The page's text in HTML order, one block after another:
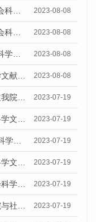
8月3日《中国发展网》报道我院与社会科学文献出版社联合发布的《广州蓝皮书：广州城市国际化发展报告（2023）——中国式现代化与城市国际化》媒体文章 2023-08-08
8月3日《中国发展网》报道我院与社会科学文献出版社联合发布的《广州蓝皮书：广州城市国际化发展报告（2023）——中国式现代化与城市国际化》媒体文章 2023-08-08
8月3日《信息时报》报道我院与社会科学文献出版社联合发布的《广州蓝皮书：广州城市国际化发展报告（2023）——中国式现代化与城市国际化》媒体文章 2023-08-08
8月3日《南方+》报道我院与社会科学文献出版社联合发布的《广州蓝皮书：广州城市国际化发展报告（2023）——中国式现代化与城市国际化》媒体文章 2023-08-08
7月14日《经济日报新闻客户端》报道我院与社会科学文献出版社联合发布的《广州蓝皮书：广州经济发展报告（2023）》的媒体文章 2023-07-19
7月13日《南方网》报道我院与社会科学文献出版社联合发布了《广州蓝皮书：广州城乡融合发展报告（2023）》的媒体文章 2023-07-19
7月13日《花城FM》报道我院与社会科学文献出版社联合发布了《广州蓝皮书：广州城乡融合发展报告（2023）》的媒体文章 2023-07-19
7月13日《粤学习》报道我院与社会科学文献出版社联合发布的《广州蓝皮书：广州城乡融合发展报告（2023）》媒体文章 2023-07-19
7月13日《花城新闻》报道我院与社会科学文献出版社联合发布了《广州蓝皮书：广州城乡融合发展报告（2023）》的媒体文章 2023-07-19
7月13日《广州日报客户端》报道我院与社会科学文献出版社联合发布了《广州蓝皮书：广州城乡融合发展报告（2023）》的媒体文章 2023-07-19